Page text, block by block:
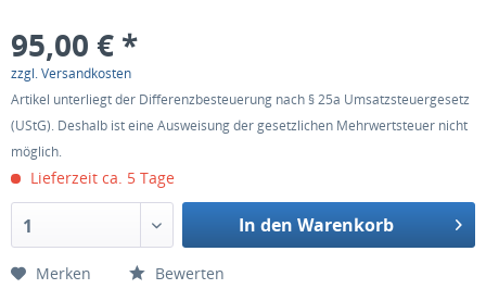
95,00 € *
zzgl. Versandkosten
Artikel unterliegt der Differenzbesteuerung nach § 25a Umsatzsteuergesetz
(UStG). Deshalb ist eine Ausweisung der gesetzlichen Mehrwertsteuer nicht
möglich.
Lieferzeit ca. 5 Tage
1 In den Warenkorb
Merken Bewerten